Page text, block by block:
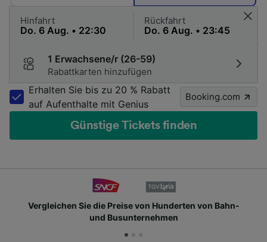
Hinfahrt Rückfahrt
1 Erwachsene/r (26-59)
Rabattkarten hinzufügen
Erhalten Sie bis zu 20 % Rabatt
auf Aufenthalte mit Genius
Booking.com
Günstige Tickets finden
Vergleichen Sie die Preise von Hunderten von Bahn-
und Busunternehmen